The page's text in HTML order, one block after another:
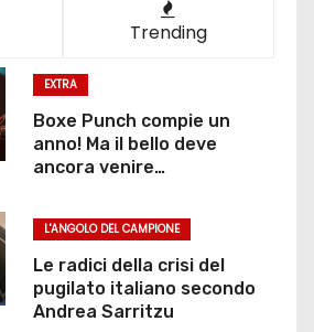
Trending
EXTRA
Boxe Punch compie un
anno! Ma il bello deve
ancora venire…
L'ANGOLO DEL CAMPIONE
Le radici della crisi del
pugilato italiano secondo
Andrea Sarritzu